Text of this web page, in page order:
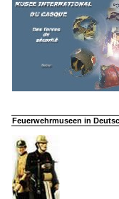
Feuerwehrmuseen in